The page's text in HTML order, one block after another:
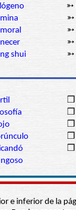
➳
➳
➳
➳
shui ➳
❒
❒
❒
❒
❒
e inferior de la